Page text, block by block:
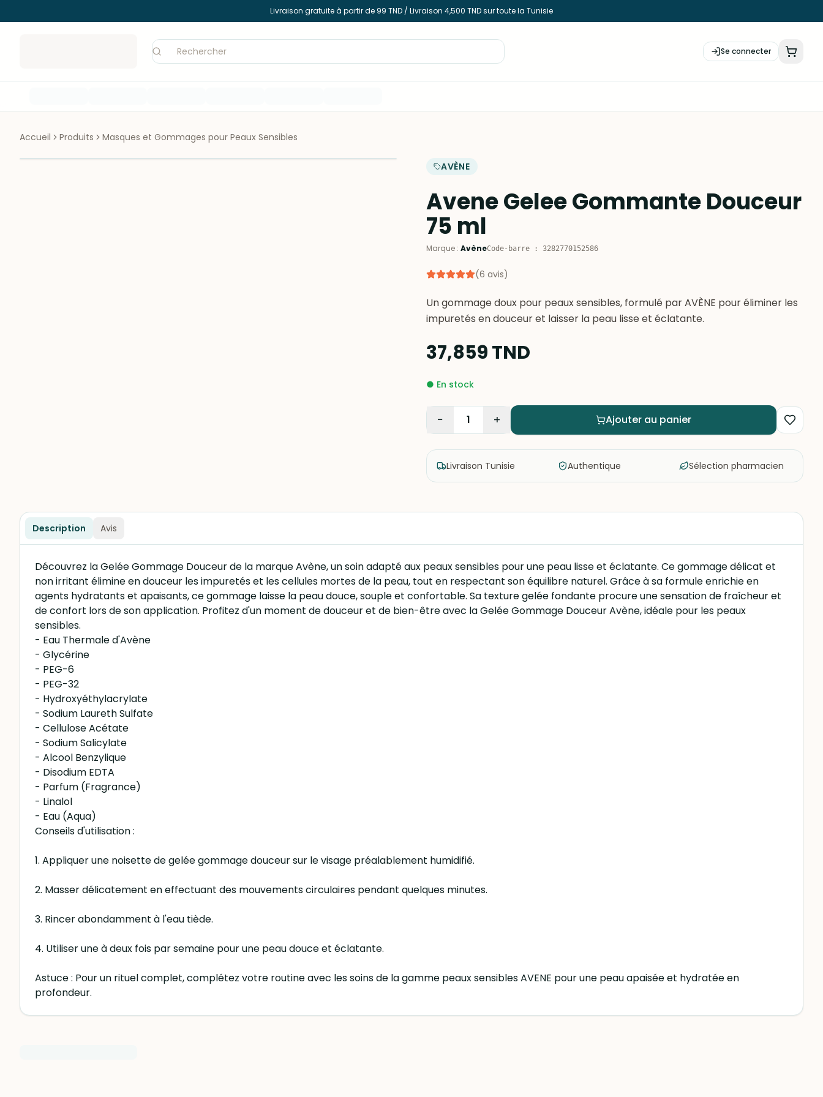
Livraison gratuite à partir de 99 TND / Livraison 4,500 TND sur toute la Tunisie
Se connecter
Accueil Produits Masques et Gommages pour Peaux Sensibles
AVÈNE
Avene Gelee Gommante Douceur
75 ml
Marque : AvèneCode-barre : 3282770152586
(6 avis)
Un gommage doux pour peaux sensibles, formulé par AVÈNE pour éliminer les
impuretés en douceur et laisser la peau lisse et éclatante.
37,859TND
● En stock
− 1 + Ajouter au panier
Livraison Tunisie Authentique Sélection pharmacien
Description Avis
Découvrez la Gelée Gommage Douceur de la marque Avène, un soin adapté aux peaux sensibles pour une peau lisse et éclatante. Ce gommage délicat et
non irritant élimine en douceur les impuretés et les cellules mortes de la peau, tout en respectant son équilibre naturel. Grâce à sa formule enrichie en
agents hydratants et apaisants, ce gommage laisse la peau douce, souple et confortable. Sa texture gelée fondante procure une sensation de fraîcheur et
de confort lors de son application. Profitez d'un moment de douceur et de bien-être avec la Gelée Gommage Douceur Avène, idéale pour les peaux
sensibles.
- Eau Thermale d'Avène
- Glycérine
- PEG-6
- PEG-32
- Hydroxyéthylacrylate
- Sodium Laureth Sulfate
- Cellulose Acétate
- Sodium Salicylate
- Alcool Benzylique
- Disodium EDTA
- Parfum (Fragrance)
- Linalol
- Eau (Aqua)
Conseils d'utilisation :
1. Appliquer une noisette de gelée gommage douceur sur le visage préalablement humidifié.
2. Masser délicatement en effectuant des mouvements circulaires pendant quelques minutes.
3. Rincer abondamment à l'eau tiède.
4. Utiliser une à deux fois par semaine pour une peau douce et éclatante.
Astuce : Pour un rituel complet, complétez votre routine avec les soins de la gamme peaux sensibles AVENE pour une peau apaisée et hydratée en
profondeur.